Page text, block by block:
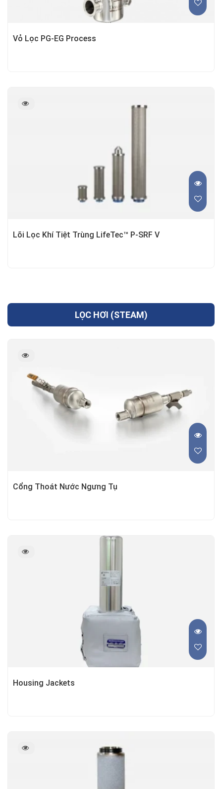
Vỏ Lọc PG-EG Process
Lõi Lọc Khí Tiệt Trùng LifeTec™ P-SRF V
LỌC HƠI (STEAM)
Cổng Thoát Nước Ngưng Tụ
Housing Jackets